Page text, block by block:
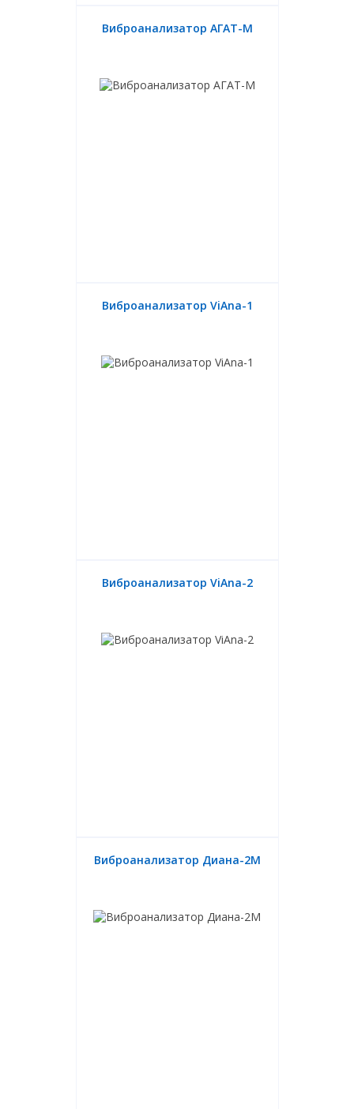
Виброанализатор АГАТ-М
Виброанализатор ViAna-1
Виброанализатор ViAna-2
Виброанализатор Диана-2М